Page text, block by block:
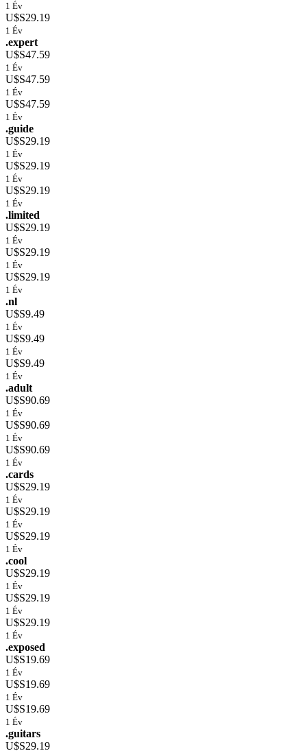
1 Év
U$S29.19
1 Év
.expert
U$S47.59
1 Év
U$S47.59
1 Év
U$S47.59
1 Év
.guide
U$S29.19
1 Év
U$S29.19
1 Év
U$S29.19
1 Év
.limited
U$S29.19
1 Év
U$S29.19
1 Év
U$S29.19
1 Év
.nl
U$S9.49
1 Év
U$S9.49
1 Év
U$S9.49
1 Év
.adult
U$S90.69
1 Év
U$S90.69
1 Év
U$S90.69
1 Év
.cards
U$S29.19
1 Év
U$S29.19
1 Év
U$S29.19
1 Év
.cool
U$S29.19
1 Év
U$S29.19
1 Év
U$S29.19
1 Év
.exposed
U$S19.69
1 Év
U$S19.69
1 Év
U$S19.69
1 Év
.guitars
U$S29.19